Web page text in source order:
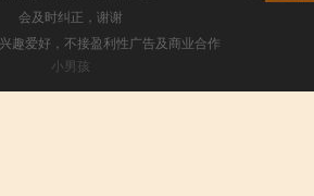
会及时纠正，谢谢
趣爱好，不接盈利性广告及商业合作
小男孩